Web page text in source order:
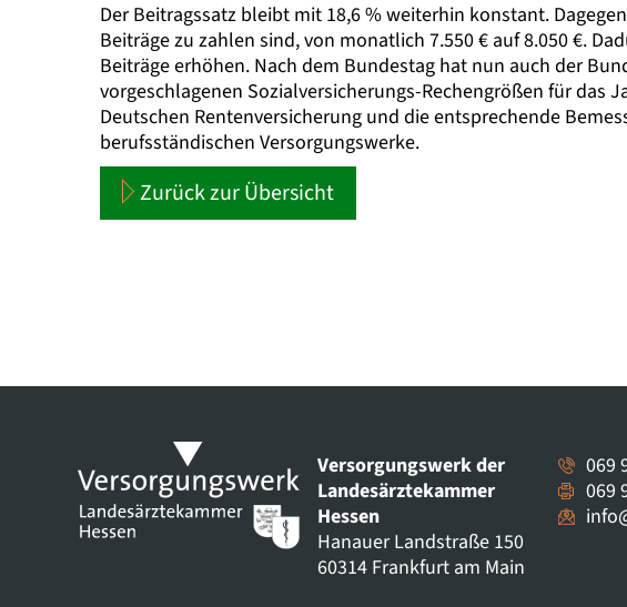
Der Beitragssatz bleibt mit 18,6 % weiterhin konstant.
Beiträge zu zahlen sind, von monatlich 7.550 € auf 8.050 €.
Beiträge erhöhen. Nach dem Bundestag hat nun auch der
vorgeschlagenen Sozialversicherungs-Rechengrößen für das
Deutschen Rentenversicherung und die entsprechende
berufsständischen Versorgungswerke.
Zurück zur Übersicht
Versorgungswerk der
Landesärztekammer
Hessen
Hanauer Landstraße 150
60314 Frankfurt am Main
069
069